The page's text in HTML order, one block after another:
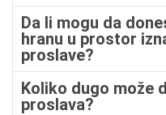
Da li mogu da
hranu u prostor
proslave?
Koliko dugo može
proslava?